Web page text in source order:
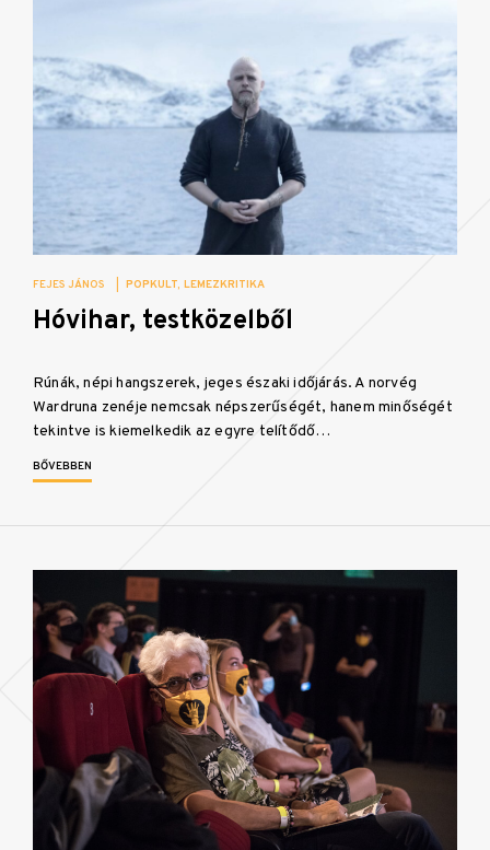
FEJES JÁNOS POPKULT LEMEZKRITIKA
Hóvihar, testközelből
Rúnák, népi hangszerek, jeges északi időjárás. A norvég
Wardruna zenéje nemcsak népszerűségét, hanem minőségét
tekintve is kiemelkedik az egyre telítődő…
BŐVEBBEN